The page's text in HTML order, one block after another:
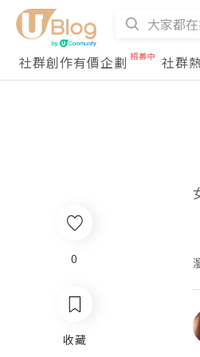
社群創作有價企劃 社群
0
收藏